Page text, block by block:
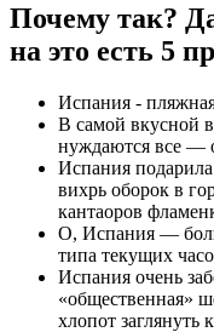
Почему так?
на это есть 5
Испания -
В самой вкусной
нуждаются все —
Испания
вихрь оборок в
кантаоров
О, Испания —
типа текущих
Испания очень
«общественная»
хлопот заглянуть